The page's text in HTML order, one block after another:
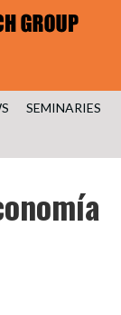
SEMINARIES